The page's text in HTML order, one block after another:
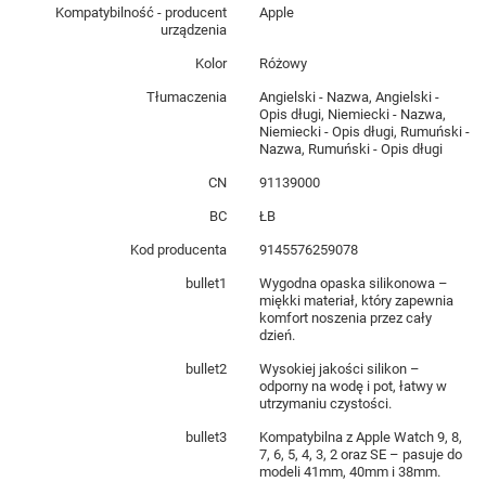
Kompatybilność - producent
urządzenia
Apple
Kolor Różowy
Tłumaczenia
Angielski - Nazwa, Angielski -
Opis długi, Niemiecki - Nazwa,
Niemiecki - Opis długi, Rumuński -
Nazwa, Rumuński - Opis długi
CN 91139000
BC ŁB
Kod producenta 9145576259078
bullet1
Wygodna opaska silikonowa –
miękki materiał, który zapewnia
komfort noszenia przez cały
dzień.
bullet2
Wysokiej jakości silikon –
odporny na wodę i pot, łatwy w
utrzymaniu czystości.
bullet3
Kompatybilna z Apple Watch 9, 8,
7, 6, 5, 4, 3, 2 oraz SE – pasuje do
modeli 41mm, 40mm i 38mm.